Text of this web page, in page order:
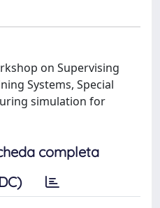
on Supervising
Systems, Special
simulation for
completa